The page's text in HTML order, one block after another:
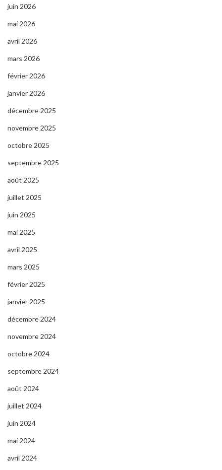
juin 2026
mai 2026
avril 2026
mars 2026
février 2026
janvier 2026
décembre 2025
novembre 2025
octobre 2025
septembre 2025
août 2025
juillet 2025
juin 2025
mai 2025
avril 2025
mars 2025
février 2025
janvier 2025
décembre 2024
novembre 2024
octobre 2024
septembre 2024
août 2024
juillet 2024
juin 2024
mai 2024
avril 2024